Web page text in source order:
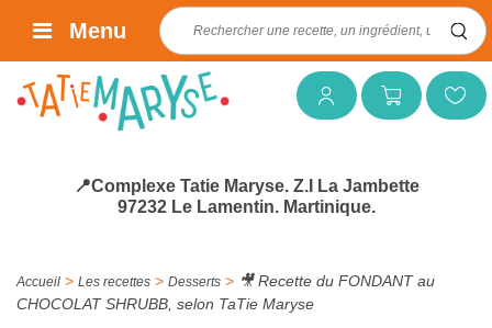
Mon compteMon panierMes favoris
Rechercher :
Menu
📍Complexe Tatie Maryse. Z.I La Jambette
97232 Le Lamentin. Martinique.
Accueil > Les recettes > Desserts > 🎥 Recette du FONDANT au
CHOCOLAT SHRUBB, selon TaTie Maryse